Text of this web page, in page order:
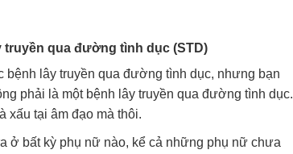
truyền qua đường tình dục (STD)
bệnh lây truyền qua đường tình dục, nhưng bạn
phải là một bệnh lây truyền qua đường tình dục.
xấu tại âm đạo mà thôi.
ở bất kỳ phụ nữ nào, kể cả những phụ nữ chưa